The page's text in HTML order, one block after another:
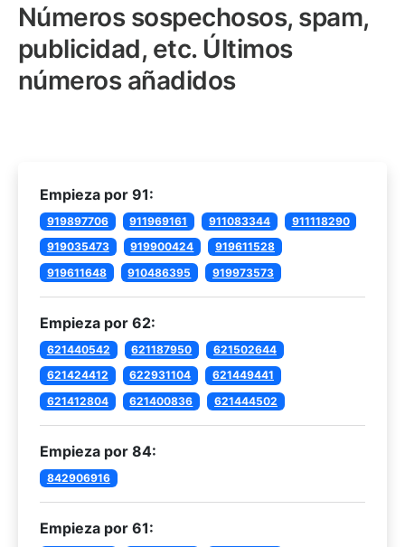
Números sospechosos, spam,
publicidad, etc. Últimos
números añadidos
Empieza por 91:
919897706 911969161 911083344
911118290
919035473
919900424
919611528
919611648
910486395 919973573
Empieza por 62:
621440542 621187950
621502644
621424412
622931104
621449441
621412804
621400836 621444502
Empieza por 84:
842906916
Empieza por 61: